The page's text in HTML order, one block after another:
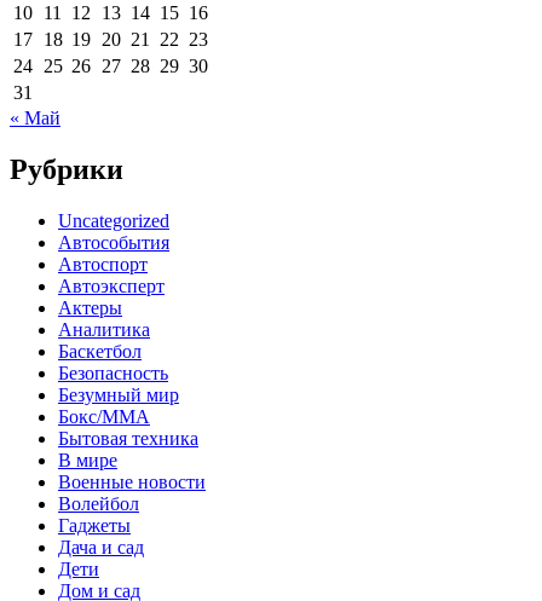
10 11 12 13 14 15 16
17 18 19 20 21 22 23
24 25 26 27 28 29 30
31
« Май
Рубрики
Uncategorized
Автособытия
Автоспорт
Автоэксперт
Актеры
Аналитика
Баскетбол
Безопасность
Безумный мир
Бокс/MMA
Бытовая техника
В мире
Военные новости
Волейбол
Гаджеты
Дача и сад
Дети
Дом и сад